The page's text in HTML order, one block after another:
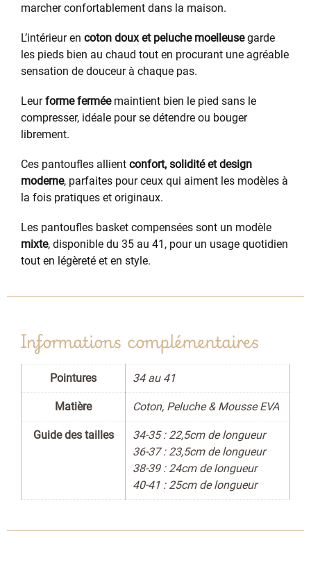
marcher confortablement dans la maison.
L’intérieur en coton doux et peluche moelleusegarde
les pieds bien au chaud tout en procurant une agréable
sensation de douceur à chaque pas.
Leurforme ferméemaintient bien le pied sans le
compresser, idéale pour se détendre ou bouger
librement.
Ces pantoufles allient confort, solidité et design
moderne, parfaites pour ceux qui aiment les modèles à
la fois pratiques et originaux.
Les pantoufles basket compensées sont un modèle
mixte, disponible du 35 au 41, pour un usage quotidien
tout en légèreté et en style.
Informations complémentaires
Pointures 34 au 41
Matière Coton, Peluche & Mousse EVA
Guide des tailles
34-35 : 22,5cm de longueur
36-37 : 23,5cm de longueur
38-39 : 24cm de longueur
40-41 : 25cm de longueur